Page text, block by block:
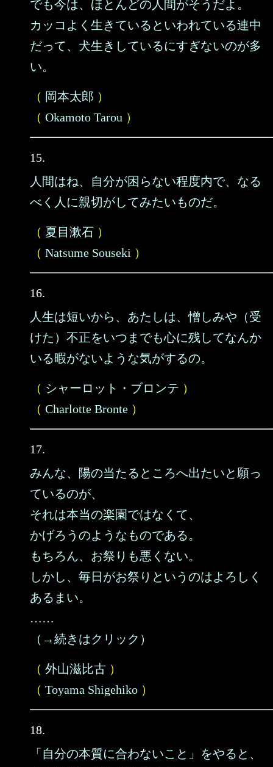
でも今は、ほとんどの人間がそうだよ。
カッコよく生きているといわれている連中
だって、犬生きしているにすぎないのが多
い。
（ 岡本太郎 ）
（ Okamoto Tarou ）
15.
人間はね、自分が困らない程度内で、なる
べく人に親切がしてみたいものだ。
（ 夏目漱石 ）
（ Natsume Souseki ）
16.
人生は短いから、あたしは、憎しみや（受
けた）不正をいつまでも心に残してなんか
いる暇がないような気がするの。
（ シャーロット・ブロンテ ）
（ Charlotte Bronte ）
17.
みんな、陽の当たるところへ出たいと願っ
ているのが、
それは本当の楽園ではなくて、
かげろうのようなものである。
もちろん、お祭りも悪くない。
しかし、毎日がお祭りというのはよろしく
あるまい。
……
（→続きはクリック）
（ 外山滋比古 ）
（ Toyama Shigehiko ）
18.
「自分の本質に合わないこと」をやると、